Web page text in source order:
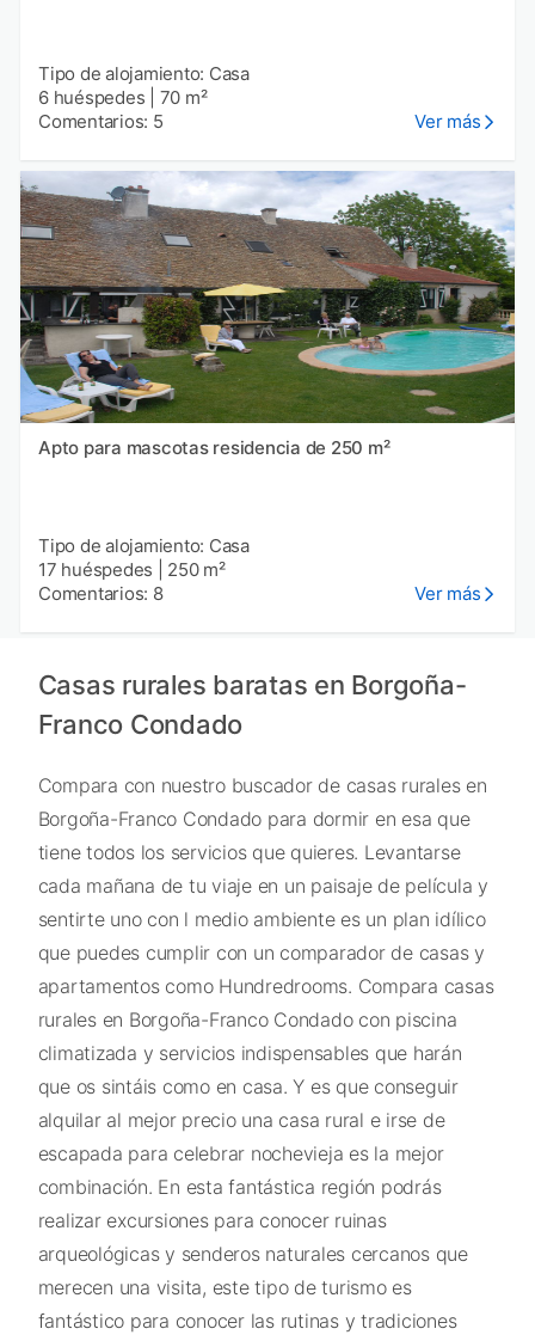
Tipo de alojamiento: Casa
6 huéspedes
70 m²
Comentarios: 5
Ver más
Apto para mascotas residencia de 250 m²
Tipo de alojamiento: Casa
17 huéspedes
250 m²
Comentarios: 8
Ver más
Casas rurales baratas en Borgoña-
Franco Condado
Compara con nuestro buscador de casas rurales en
Borgoña-Franco Condado para dormir en esa que
tiene todos los servicios que quieres. Levantarse
cada mañana de tu viaje en un paisaje de película y
sentirte uno con l medio ambiente es un plan idílico
que puedes cumplir con un comparador de casas y
apartamentos como Hundredrooms. Compara casas
rurales en Borgoña-Franco Condado con piscina
climatizada y servicios indispensables que harán
que os sintáis como en casa. Y es que conseguir
alquilar al mejor precio una casa rural e irse de
escapada para celebrar nochevieja es la mejor
combinación. En esta fantástica región podrás
realizar excursiones para conocer ruinas
arqueológicas y senderos naturales cercanos que
merecen una visita, este tipo de turismo es
fantástico para conocer las rutinas y tradiciones